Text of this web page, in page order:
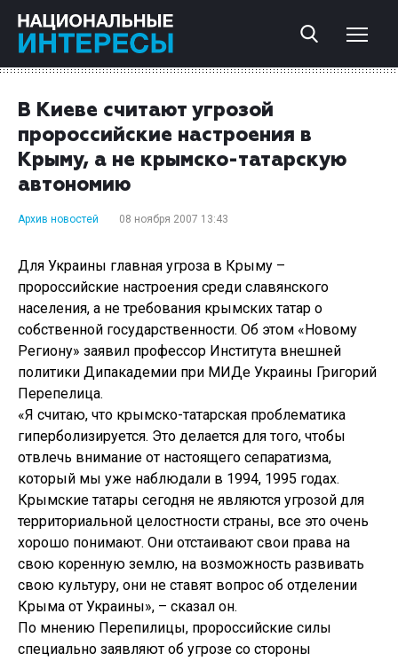
В Киеве считают угрозой
пророссийские настроения в
Крыму, а не крымско-татарскую
автономию
Архив новостей 08 ноября 2007 13:43
Для Украины главная угроза в Крыму –
пророссийские настроения среди славянского
населения, а не требования крымских татар о
собственной государственности. Об этом «Новому
Региону» заявил профессор Института внешней
политики Дипакадемии при МИДе Украины Григорий
Перепелица.
«Я считаю, что крымско-татарская проблематика
гиперболизируется. Это делается для того, чтобы
отвлечь внимание от настоящего сепаратизма,
который мы уже наблюдали в 1994, 1995 годах.
Крымские татары сегодня не являются угрозой для
территориальной целостности страны, все это очень
хорошо понимают. Они отстаивают свои права на
свою коренную землю, на возможность развивать
свою культуру, они не ставят вопрос об отделении
Крыма от Украины», – сказал он.
По мнению Перепилицы, пророссийские силы
специально заявляют об угрозе со стороны